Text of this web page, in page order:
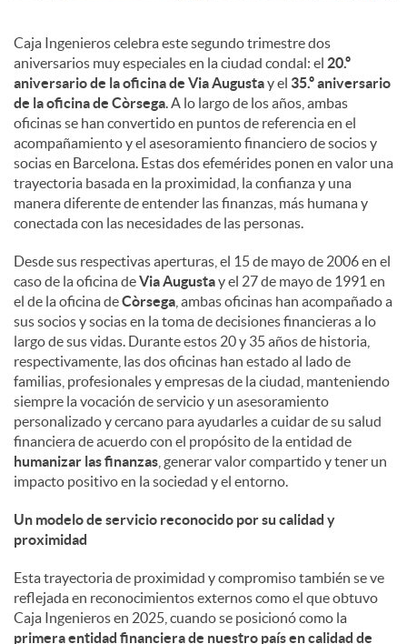
t
e
n
i
d
o
s
Caja Ingenieros celebra este segundo trimestre dos
aniversarios muy especiales en la ciudad condal: el 20.º
aniversario de la oficina de Via Augustay el 35.º aniversario
de la oficina de Còrsega. A lo largo de los años, ambas
oficinas se han convertido en puntos de referencia en el
acompañamiento y el asesoramiento financiero de socios y
socias en Barcelona. Estas dos efemérides ponen en valor una
trayectoria basada en la proximidad, la confianza y una
manera diferente de entender las finanzas, más humana y
conectada con las necesidades de las personas.
Desde sus respectivas aperturas, el 15 de mayo de 2006 en el
caso de la oficina deVia Augustay el 27 de mayo de 1991 en
el de la oficina deCòrsega , ambas oficinas han acompañado a
sus socios y socias en la toma de decisiones financieras a lo
largo de sus vidas. Durante estos 20 y 35 años de historia,
respectivamente, las dos oficinas han estado al lado de
familias, profesionales y empresas de la ciudad, manteniendo
siempre la vocación de servicio y un asesoramiento
personalizado y cercano para ayudarles a cuidar de su salud
financiera de acuerdo con el propósito de la entidad de
humanizar las finanzas , generar valor compartido y tener un
impacto positivo en la sociedad y el entorno.
Un modelo de servicio reconocido por su calidad y
proximidad
Esta trayectoria de proximidad y compromiso también se ve
reflejada en reconocimientos externos como el que obtuvo
Caja Ingenieros en 2025, cuando se posicionó como la
primera entidad financiera de nuestro país en calidad de